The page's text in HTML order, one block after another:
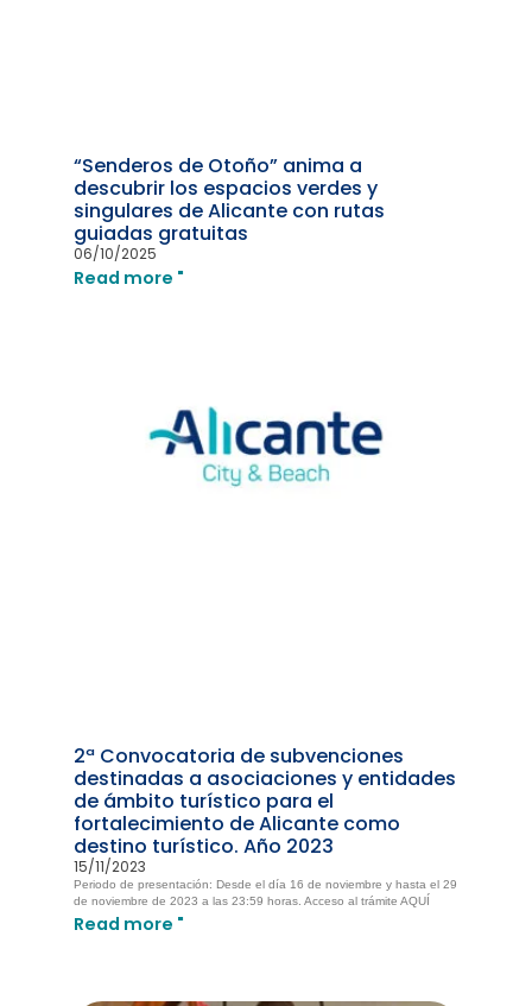
“Senderos de Otoño” anima a
descubrir los espacios verdes y
singulares de Alicante con rutas
guiadas gratuitas
06/10/2025
Read more "
2ª Convocatoria de subvenciones
destinadas a asociaciones y entidades
de ámbito turístico para el
fortalecimiento de Alicante como
destino turístico. Año 2023
15/11/2023
Periodo de presentación: Desde el día 16 de noviembre y hasta el 29
de noviembre de 2023 a las 23:59 horas. Acceso al trámite AQUÍ
Read more "